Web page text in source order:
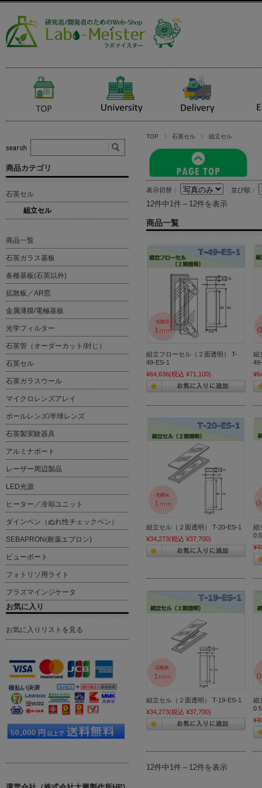
TOP 石英セル 組立セル
表示切替： 並び順：
12件中1件～12件を表示
商品一覧
組立フローセル（２面透明） T-
49-ES-1
¥64,636(税込 ¥71,100)
組
組立セル（２面透明） T-20-ES-1
¥34,273(税込 ¥37,700)
組
0.5
組立セル（２面透明） T-19-ES-1
¥34,273(税込 ¥37,700)
組
0.5
12件中1件～12件を表示
商品カテゴリ
石英セル
組立セル
商品一覧
石英ガラス基板
各種基板(石英以外)
拡散板／AR窓
金属薄膜/電極基板
光学フィルター
石英管（オーダーカット/封じ）
石英セル
石英ガラスウール
マイクロレンズアレイ
ボールレンズ/半球レンズ
石英製実験器具
アルミナボート
レーザー周辺製品
LED光源
ヒーター／冷却ユニット
ダインペン（ぬれ性チェックペン）
SEBAPRON(耐薬エプロン)
ビューポート
フォトリソ用ライト
プラズマインジケータ
お気に入り
お気に入りリストを見る